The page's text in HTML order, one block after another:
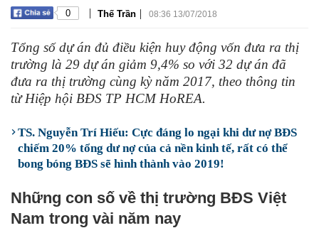
0 | Thế Trần | 08:36 13/07/2018
Tổng số dự án đủ điều kiện huy động vốn đưa ra thị
trường là 29 dự án giảm 9,4% so với 32 dự án đã
đưa ra thị trường cùng kỳ năm 2017, theo thông tin
từ Hiệp hội BĐS TP HCM HoREA.
TS. Nguyễn Trí Hiếu: Cực đáng lo ngại khi dư nợ BĐS
chiếm 20% tổng dư nợ của cả nền kinh tế, rất có thể
bong bóng BĐS sẽ hình thành vào 2019!
Những con số về thị trường BĐS Việt
Nam trong vài năm nay